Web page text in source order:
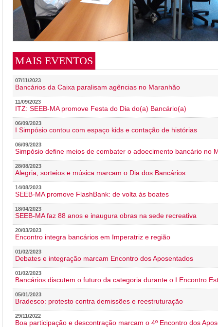
MAIS EVENTOS
07/11/2023
Bancários da Caixa paralisam agências no Maranhão
11/09/2023
ITZ: SEEB-MA promove Festa do Dia do(a) Bancário(a)
06/09/2023
I Simpósio contou com espaço kids e contação de histórias
06/09/2023
Simpósio define meios de combater o adoecimento bancário no
28/08/2023
Alegria, sorteios e música marcam o Dia dos Bancários
14/08/2023
SEEB-MA promove FlashBank: de volta às boates
18/04/2023
SEEB-MA faz 88 anos e inaugura obras na sede recreativa
20/03/2023
Encontro integra bancários em Imperatriz e região
01/02/2023
Debates e integração marcam Encontro dos Aposentados
01/02/2023
Bancários discutem o futuro da categoria durante o I Encontro
05/01/2023
Bradesco: protesto contra demissões e reestruturação
29/11/2022
Boa participação e descontração marcam o 4º Encontro dos